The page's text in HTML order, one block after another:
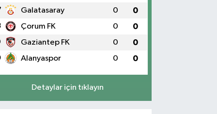
Galatasaray 0 0
Çorum FK 0 0
Gaziantep FK 0 0
Alanyaspor 0 0
Detaylar için tıklayın